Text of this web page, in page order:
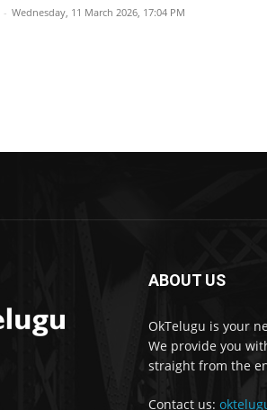
- Wednesday, 11 March 2026, 17:04 PM
ABOUT US
OkTelugu is your
We provide you
straight from the
Contact us: